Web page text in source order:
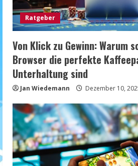
Ratgeber
Von Klick zu Gewinn: Warum
Browser die perfekte
Unterhaltung sind
Jan Wiedemann Dezember 10,